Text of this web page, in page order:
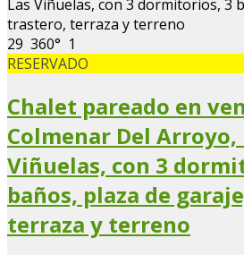
29 360° 1
RESERVADO
Chalet pareado en
Colmenar Del Arroyo,
Viñuelas, con 3
baños, plaza de
terraza y terreno